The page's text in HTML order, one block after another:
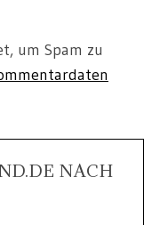
um Spam zu
NACH